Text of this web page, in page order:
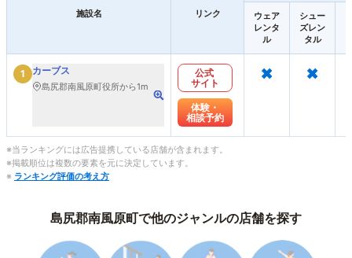
施設名 リンク
ウェア
レンタ
ル
シュー
ズレン
タル
1 カーブス
島尻郡南風原町役所から1m
公式
サイト
体験・
相談予約
× ×
※当ランキングには広告提携している店舗が含まれます。
※掲載順位は複数の要素を元に決定しています。
※ ランキング評価の考え方
島尻郡南風原町で他のジャンルの店舗を探す